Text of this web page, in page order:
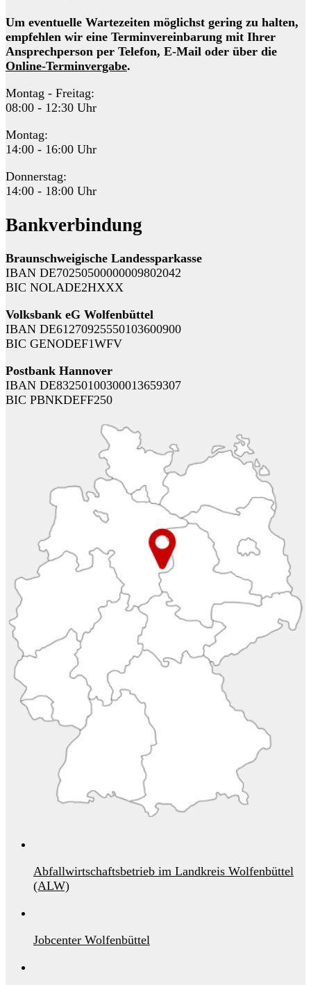
Um eventuelle Wartezeiten möglichst gering zu halten,
empfehlen wir eine Terminvereinbarung mit Ihrer
Ansprechperson per Telefon, E-Mail oder über die
Online-Terminvergabe.
Montag - Freitag:
08:00 - 12:30 Uhr
Montag:
14:00 - 16:00 Uhr
Donnerstag:
14:00 - 18:00 Uhr
Bankverbindung
Braunschweigische Landessparkasse
IBAN DE70250500000009802042
BIC NOLADE2HXXX
Volksbank eG Wolfenbüttel
IBAN DE61270925550103600900
BIC GENODEF1WFV
Postbank Hannover
IBAN DE83250100300013659307
BIC PBNKDEFF250
Abfallwirtschaftsbetrieb im Landkreis Wolfenbüttel
(ALW)
Jobcenter Wolfenbüttel